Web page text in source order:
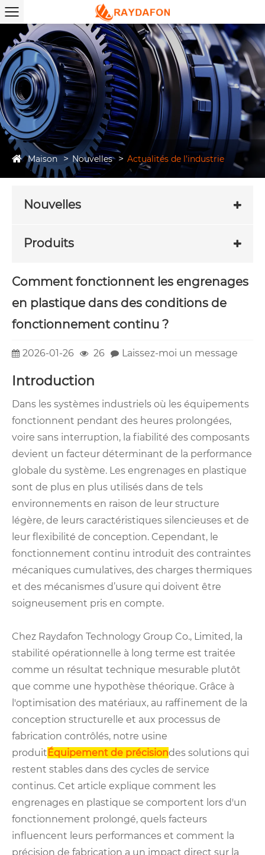
Maison Nouvelles Actualités de l'industrie
Nouvelles
Produits
Comment fonctionnent les engrenages
en plastique dans des conditions de
fonctionnement continu ?
2026-01-26 26 Laissez-moi un message
Introduction
Dans les systèmes industriels où les équipements
fonctionnent pendant des heures prolongées,
voire sans interruption, la fiabilité des composants
devient un facteur déterminant de la performance
globale du système. Les engrenages en plastique
sont de plus en plus utilisés dans de tels
environnements en raison de leur structure
légère, de leurs caractéristiques silencieuses et de
leur flexibilité de conception. Cependant, le
fonctionnement continu introduit des contraintes
mécaniques cumulatives, des charges thermiques
et des mécanismes d’usure qui doivent être
soigneusement pris en compte.
Chez Raydafon Technology Group Co., Limited, la
stabilité opérationnelle à long terme est traitée
comme un résultat technique mesurable plutôt
que comme une hypothèse théorique. Grâce à
l'optimisation des matériaux, au raffinement de la
conception structurelle et aux processus de
fabrication contrôlés, notre usine
produitÉquipement de précisiondes solutions qui
restent stables dans des cycles de service
continus. Cet article explique comment les
engrenages en plastique se comportent lors d'un
fonctionnement prolongé, quels facteurs
influencent leurs performances et comment la
précision de fabrication a un impact direct sur la